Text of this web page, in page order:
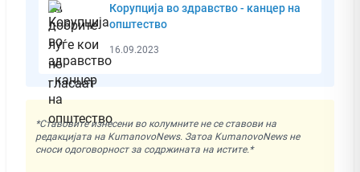
Корупција во здравство - канцер на
општество
16.09.2023
*Ставовите изнесени во колумните не се ставови на
редакцијата на KumanovoNews. Затоа KumanovoNews не
сноси одоговорност за содржината на истите.*